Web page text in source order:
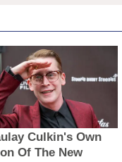
Culkin's Own
Of The New